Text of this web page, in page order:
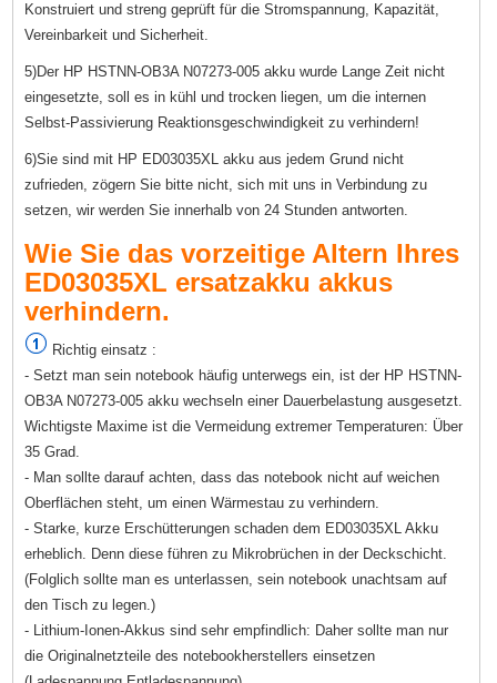
Konstruiert und streng geprüft für die Stromspannung, Kapazität,
Vereinbarkeit und Sicherheit.
5)Der HP HSTNN-OB3A N07273-005 akku wurde Lange Zeit nicht
eingesetzte, soll es in kühl und trocken liegen, um die internen
Selbst-Passivierung Reaktionsgeschwindigkeit zu verhindern!
6)Sie sind mit HP ED03035XL akku aus jedem Grund nicht
zufrieden, zögern Sie bitte nicht, sich mit uns in Verbindung zu
setzen, wir werden Sie innerhalb von 24 Stunden antworten.
Wie Sie das vorzeitige Altern Ihres
ED03035XL ersatzakku akkus
verhindern.
Richtig einsatz :
- Setzt man sein notebook häufig unterwegs ein, ist der HP HSTNN-
OB3A N07273-005 akku wechseln einer Dauerbelastung ausgesetzt.
Wichtigste Maxime ist die Vermeidung extremer Temperaturen: Über
35 Grad.
- Man sollte darauf achten, dass das notebook nicht auf weichen
Oberflächen steht, um einen Wärmestau zu verhindern.
- Starke, kurze Erschütterungen schaden dem ED03035XL Akku
erheblich. Denn diese führen zu Mikrobrüchen in der Deckschicht.
(Folglich sollte man es unterlassen, sein notebook unachtsam auf
den Tisch zu legen.)
- Lithium-Ionen-Akkus sind sehr empfindlich: Daher sollte man nur
die Originalnetzteile des notebookherstellers einsetzen